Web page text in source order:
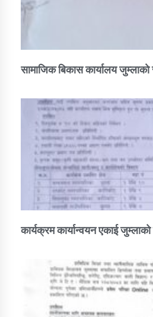
सामाजिक बिकास कार्यालय
कार्यक्रम कार्यान्वयन एकाई